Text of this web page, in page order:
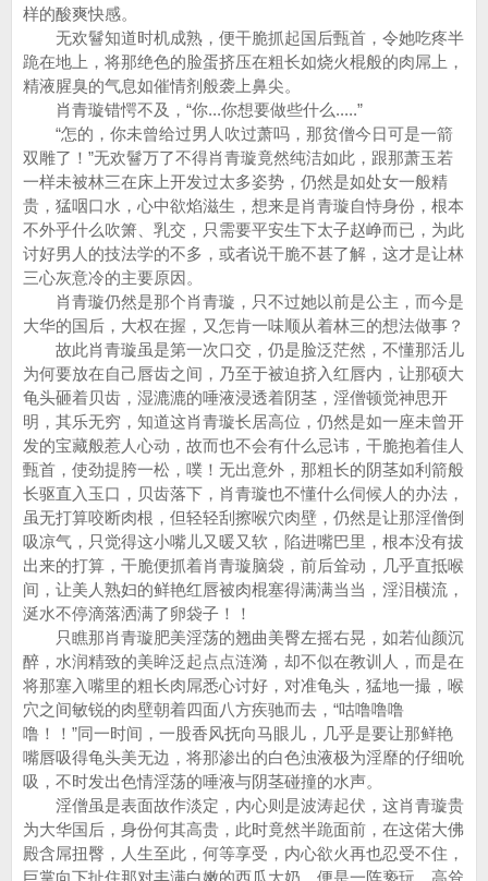
样的酸爽快感。
无欢鬙知道时机成熟，便干脆抓起国后甄首，令她吃疼半
跪在地上，将那绝色的脸蛋挤压在粗长如烧火棍般的肉屌上，
精液腥臭的气息如催情剂般袭上鼻尖。
肖青璇错愕不及，“你...你想要做些什么.....”
“怎的，你未曾给过男人吹过萧吗，那贫僧今日可是一箭
双雕了！”无欢鬙万了不得肖青璇竟然纯洁如此，跟那萧玉若
一样未被林三在床上开发过太多姿势，仍然是如处女一般精
贵，猛咽口水，心中欲焰滋生，想来是肖青璇自恃身份，根本
不外乎什么吹箫、乳交，只需要平安生下太子赵峥而已，为此
讨好男人的技法学的不多，或者说干脆不甚了解，这才是让林
三心灰意冷的主要原因。
肖青璇仍然是那个肖青璇，只不过她以前是公主，而今是
大华的国后，大权在握，又怎肯一味顺从着林三的想法做事？
故此肖青璇虽是第一次口交，仍是脸泛茫然，不懂那活儿
为何要放在自己唇齿之间，乃至于被迫挤入红唇内，让那硕大
龟头砸着贝齿，湿漉漉的唾液浸透着阴茎，淫僧顿觉神思开
明，其乐无穷，知道这肖青璇长居高位，仍然是如一座未曾开
发的宝藏般惹人心动，故而也不会有什么忌讳，干脆抱着佳人
甄首，使劲提胯一松，噗！无出意外，那粗长的阴茎如利箭般
长驱直入玉口，贝齿落下，肖青璇也不懂什么伺候人的办法，
虽无打算咬断肉根，但轻轻刮擦喉穴肉壁，仍然是让那淫僧倒
吸凉气，只觉得这小嘴儿又暖又软，陷进嘴巴里，根本没有拔
出来的打算，干脆便抓着肖青璇脑袋，前后耸动，几乎直抵喉
间，让美人熟妇的鲜艳红唇被肉棍塞得满满当当，淫泪横流，
涎水不停滴落洒满了卵袋子！！
只瞧那肖青璇肥美淫荡的翘曲美臀左摇右晃，如若仙颜沉
醉，水润精致的美眸泛起点点涟漪，却不似在教训人，而是在
将那塞入嘴里的粗长肉屌悉心讨好，对准龟头，猛地一撮，喉
穴之间敏锐的肉壁朝着四面八方疾驰而去，“咕噜噜噜
噜！！”同一时间，一股香风抚向马眼儿，几乎是要让那鲜艳
嘴唇吸得龟头美无边，将那渗出的白色浊液极为淫靡的仔细吮
吸，不时发出色情淫荡的唾液与阴茎碰撞的水声。
淫僧虽是表面故作淡定，内心则是波涛起伏，这肖青璇贵
为大华国后，身份何其高贵，此时竟然半跪面前，在这偌大佛
殿含屌扭臀，人生至此，何等享受，内心欲火再也忍受不住，
巨掌向下扯住那对丰满白嫩的西瓜大奶，便是一阵亵玩，高耸